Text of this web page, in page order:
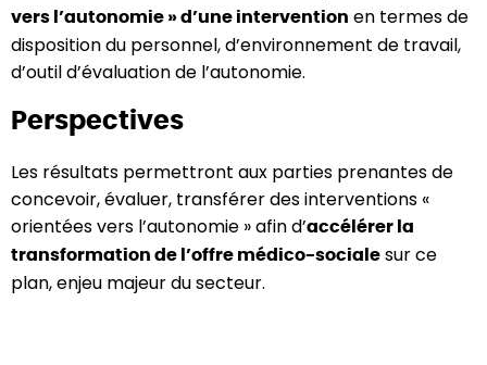
vers l’autonomie » d’une intervention en termes de
disposition du personnel, d’environnement de travail,
d’outil d’évaluation de l’autonomie.
Perspectives
Les résultats permettront aux parties prenantes de
concevoir, évaluer, transférer des interventions «
orientées vers l’autonomie » afin d’accélérer la
transformation de l’offre médico-sociale sur ce
plan, enjeu majeur du secteur.